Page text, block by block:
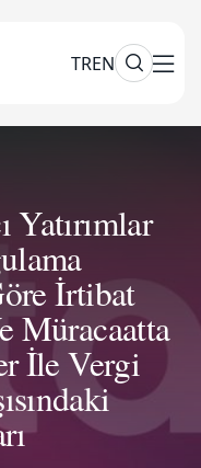
TREN
Yatırımlar
İrtibat
Müracaatta
İle Vergi